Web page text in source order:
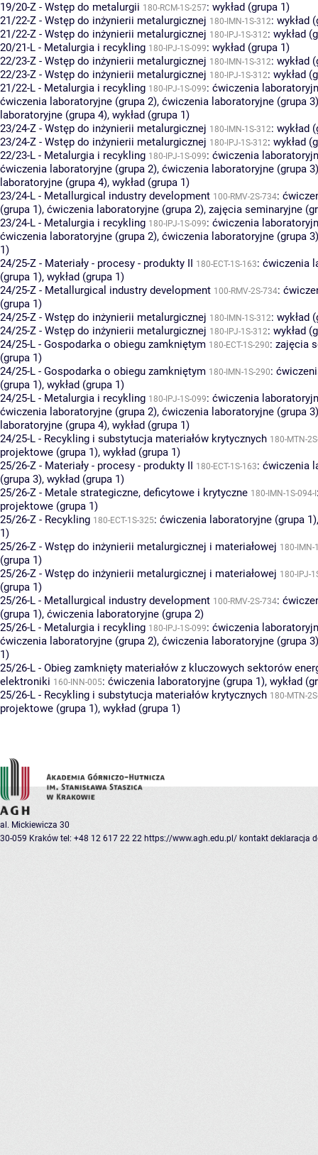
19/20-Z - Wstęp do metalurgii 180-RCM-1S-257: wykład (grupa 1)
21/22-Z - Wstęp do inżynierii metalurgicznej 180-IMN-1S-312: wykład
21/22-Z - Wstęp do inżynierii metalurgicznej 180-IPJ-1S-312: wykład
20/21-L - Metalurgia i recykling 180-IPJ-1S-099: wykład (grupa 1)
22/23-Z - Wstęp do inżynierii metalurgicznej 180-IMN-1S-312: wykład
22/23-Z - Wstęp do inżynierii metalurgicznej 180-IPJ-1S-312: wykład
21/22-L - Metalurgia i recykling 180-IPJ-1S-099: ćwiczenia
ćwiczenia laboratoryjne (grupa 2), ćwiczenia laboratoryjne (grupa 3)
laboratoryjne (grupa 4), wykład (grupa 1)
23/24-Z - Wstęp do inżynierii metalurgicznej 180-IMN-1S-312: wykład
23/24-Z - Wstęp do inżynierii metalurgicznej 180-IPJ-1S-312: wykład
22/23-L - Metalurgia i recykling 180-IPJ-1S-099: ćwiczenia
ćwiczenia laboratoryjne (grupa 2), ćwiczenia laboratoryjne (grupa 3)
laboratoryjne (grupa 4), wykład (grupa 1)
23/24-L - Metallurgical industry development 100-RMV-2S-734:
(grupa 1), ćwiczenia laboratoryjne (grupa 2), zajęcia seminaryjne
23/24-L - Metalurgia i recykling 180-IPJ-1S-099: ćwiczenia
ćwiczenia laboratoryjne (grupa 2), ćwiczenia laboratoryjne (grupa 3)
1)
24/25-Z - Materiały - procesy - produkty II 180-ECT-1S-163: ćwiczenia
(grupa 1), wykład (grupa 1)
24/25-Z - Metallurgical industry development 100-RMV-2S-734:
(grupa 1)
24/25-Z - Wstęp do inżynierii metalurgicznej 180-IMN-1S-312: wykład
24/25-Z - Wstęp do inżynierii metalurgicznej 180-IPJ-1S-312: wykład
24/25-L - Gospodarka o obiegu zamkniętym 180-ECT-1S-290: zajęcia
(grupa 1)
24/25-L - Gospodarka o obiegu zamkniętym 180-IMN-1S-290:
(grupa 1), wykład (grupa 1)
24/25-L - Metalurgia i recykling 180-IPJ-1S-099: ćwiczenia
ćwiczenia laboratoryjne (grupa 2), ćwiczenia laboratoryjne (grupa 3)
laboratoryjne (grupa 4), wykład (grupa 1)
24/25-L - Recykling i substytucja materiałów krytycznych 180-MTN-
projektowe (grupa 1), wykład (grupa 1)
25/26-Z - Materiały - procesy - produkty II 180-ECT-1S-163: ćwiczenia
(grupa 3), wykład (grupa 1)
25/26-Z - Metale strategiczne, deficytowe i krytyczne 180-IMN-1S-094-I
projektowe (grupa 1)
25/26-Z - Recykling 180-ECT-1S-325: ćwiczenia laboratoryjne (grupa 1)
1)
25/26-Z - Wstęp do inżynierii metalurgicznej i materiałowej 180-IMN-
(grupa 1)
25/26-Z - Wstęp do inżynierii metalurgicznej i materiałowej 180-IPJ-
(grupa 1)
25/26-L - Metallurgical industry development 100-RMV-2S-734:
(grupa 1), ćwiczenia laboratoryjne (grupa 2)
25/26-L - Metalurgia i recykling 180-IPJ-1S-099: ćwiczenia
ćwiczenia laboratoryjne (grupa 2), ćwiczenia laboratoryjne (grupa 3)
1)
25/26-L - Obieg zamknięty materiałów z kluczowych sektorów
elektroniki 160-INN-005: ćwiczenia laboratoryjne (grupa 1), wykład
25/26-L - Recykling i substytucja materiałów krytycznych 180-MTN-
projektowe (grupa 1), wykład (grupa 1)
al. Mickiewicza 30
30-059 Kraków tel: +48 12 617 22 22 https://www.agh.edu.pl/ kontakt deklaracja